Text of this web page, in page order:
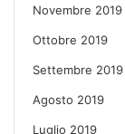
Novembre 2019
Ottobre 2019
Settembre 2019
Agosto 2019
Luglio 2019